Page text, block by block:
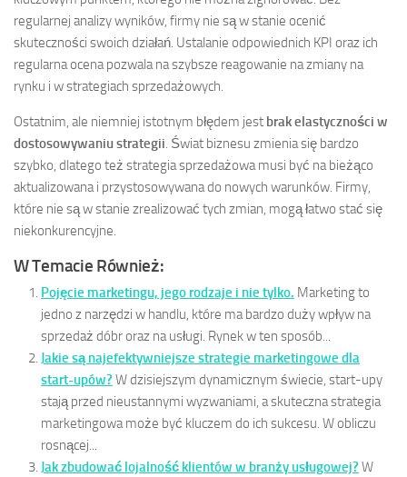
regularnej analizy wyników, firmy nie są w stanie ocenić
skuteczności swoich działań. Ustalanie odpowiednich KPI oraz ich
regularna ocena pozwala na szybsze reagowanie na zmiany na
rynku i w strategiach sprzedażowych.
Ostatnim, ale niemniej istotnym błędem jest brak elastyczności w
dostosowywaniu strategii. Świat biznesu zmienia się bardzo
szybko, dlatego też strategia sprzedażowa musi być na bieżąco
aktualizowana i przystosowywana do nowych warunków. Firmy,
które nie są w stanie zrealizować tych zmian, mogą łatwo stać się
niekonkurencyjne.
W Temacie Również:
Pojęcie marketingu, jego rodzaje i nie tylko. Marketing to
jedno z narzędzi w handlu, które ma bardzo duży wpływ na
sprzedaż dóbr oraz na usługi. Rynek w ten sposób...
Jakie są najefektywniejsze strategie marketingowe dla
start-upów? W dzisiejszym dynamicznym świecie, start-upy
stają przed nieustannymi wyzwaniami, a skuteczna strategia
marketingowa może być kluczem do ich sukcesu. W obliczu
rosnącej...
Jak zbudować lojalność klientów w branży usługowej? W